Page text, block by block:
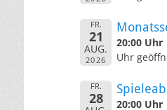
FR.
21
AUG.
2026
20:00 Uhr
Uhr
FR.
28 20:00 Uhr